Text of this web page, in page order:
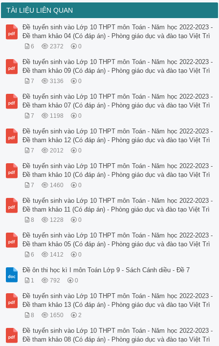
TÀI LIỆU LIÊN QUAN
Đề tuyển sinh vào Lớp 10 THPT môn Toán - Năm học 2022-2023 -
Đề tham khảo 04 (Có đáp án) - Phòng giáo dục và đào tạo Việt Trì
6 2372 0
Đề tuyển sinh vào Lớp 10 THPT môn Toán - Năm học 2022-2023 -
Đề tham khảo 09 (Có đáp án) - Phòng giáo dục và đào tạo Việt Trì
7 3136 0
Đề tuyển sinh vào Lớp 10 THPT môn Toán - Năm học 2022-2023 -
Đề tham khảo 07 (Có đáp án) - Phòng giáo dục và đào tạo Việt Trì
7 1198 0
Đề tuyển sinh vào Lớp 10 THPT môn Toán - Năm học 2022-2023 -
Đề tham khảo 12 (Có đáp án) - Phòng giáo dục và đào tạo Việt Trì
7 2012 0
Đề tuyển sinh vào Lớp 10 THPT môn Toán - Năm học 2022-2023 -
Đề tham khảo 10 (Có đáp án) - Phòng giáo dục và đào tạo Việt Trì
7 1460 0
Đề tuyển sinh vào Lớp 10 THPT môn Toán - Năm học 2022-2023 -
Đề tham khảo 11 (Có đáp án) - Phòng giáo dục và đào tạo Việt Trì
8 1228 0
Đề tuyển sinh vào Lớp 10 THPT môn Toán - Năm học 2022-2023 -
Đề tham khảo 05 (Có đáp án) - Phòng giáo dục và đào tạo Việt Trì
6 1412 0
Đề ôn thi học kì I môn Toán Lớp 9 - Sách Cánh diều - Đề 7
1 792 0
Đề tuyển sinh vào Lớp 10 THPT môn Toán - Năm học 2022-2023 -
Đề tham khảo 13 (Có đáp án) - Phòng giáo dục và đào tạo Việt Trì
8 1650 2
Đề tuyển sinh vào Lớp 10 THPT môn Toán - Năm học 2022-2023 -
Đề tham khảo 08 (Có đáp án) - Phòng giáo dục và đào tạo Việt Trì